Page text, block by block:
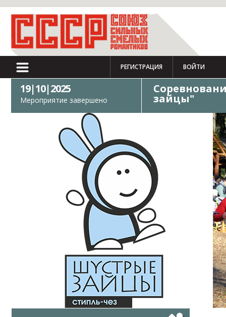
РЕГИСТРАЦИЯ ВОЙТИ
19|10|2025
Мероприятие завершено зайцы"